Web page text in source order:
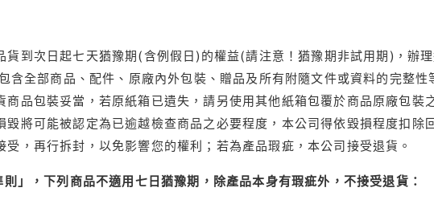
貨到次日起七天猶豫期(含例假日)的權益(請注意！猶豫期非試用期)，辦
全部商品、配件、原廠內外包裝、贈品及所有附隨文件或資料的完整性
品包裝妥當，若原紙箱已遺失，請另使用其他紙箱包覆於商品原廠包裝
毀將可能被認定為已逾越檢查商品之必要程度，本公司得依毀損程度扣除
，再行拆封，以免影響您的權利；若為產品瑕疵，本公司接受退貨。
」，下列商品不適用七日猶豫期，除產品本身有瑕疵外，不接受退貨：